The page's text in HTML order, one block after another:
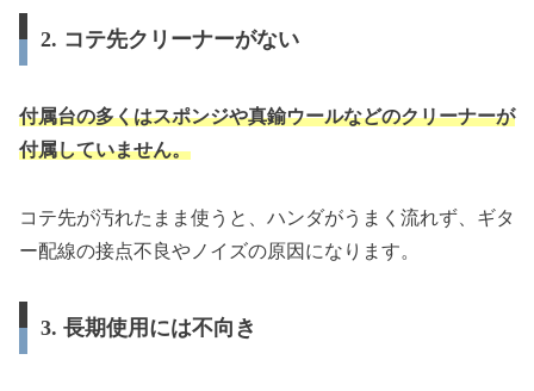
2. コテ先クリーナーがない
付属台の多くはスポンジや真鍮ウールなどのクリーナーが
付属していません。
コテ先が汚れたまま使うと、ハンダがうまく流れず、ギタ
ー配線の接点不良やノイズの原因になります。
3. 長期使用には不向き